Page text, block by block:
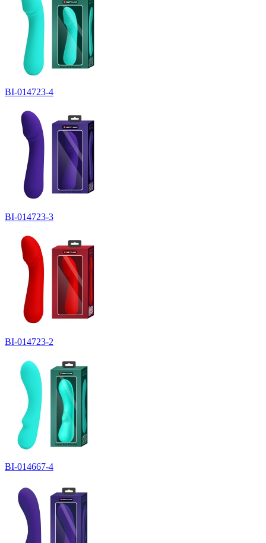
BI-014723-4
BI-014723-3
BI-014723-2
BI-014667-4